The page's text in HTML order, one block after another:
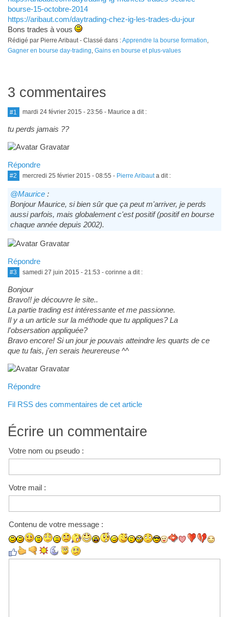
bourse-15-octobre-2014
https://aribaut.com/daytrading-chez-ig-les-trades-du-jour
Bons trades à vous
Rédigé par Pierre Aribaut - Classé dans :Apprendre la bourse formation
Gagner en bourse day-trading Gains en bourse et plus-values
3 commentaires
#1 mardi 24 février 2015 - 23:56 - Maurice a dit :
tu perds jamais ??
Répondre
#2 mercredi 25 février 2015 - 08:55 - Pierre Aribauta dit :
@Maurice:
Bonjour Maurice, si bien sûr que ça peut m'arriver, je perds
aussi parfois, mais globalement c'est positif (positif en bourse
chaque année depuis 2002).
Répondre
#3 samedi 27 juin 2015 - 21:53 - corinne a dit :
Bonjour
Bravo!! je découvre le site..
La partie trading est intéressante et me passionne.
Il y a un article sur la méthode que tu appliques? La
l'obsersation appliquée?
Bravo encore! Si un jour je pouvais atteindre les quarts de ce
que tu fais, j'en serais heurereuse ^^
Répondre
Fil RSS des commentaires de cet article
Écrire un commentaire
Votre nom ou pseudo :
Votre mail :
Contenu de votre message :